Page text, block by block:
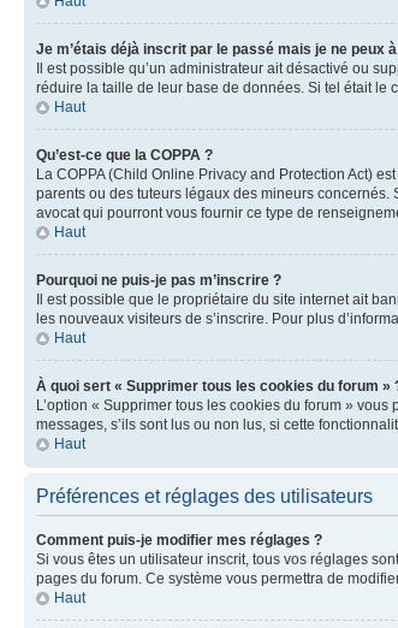
Je m’étais déjà inscrit par le passé mais je ne peux
Il est possible qu’un administrateur ait désactivé ou
réduire la taille de leur base de données. Si tel était le
Haut
Qu’est-ce que la COPPA ?
La COPPA (Child Online Privacy and Protection Act)
parents ou des tuteurs légaux des mineurs
avocat qui pourront vous fournir ce type de
Haut
Pourquoi ne puis-je pas m’inscrire ?
Il est possible que le propriétaire du site internet ait
les nouveaux visiteurs de s’inscrire. Pour plus
Haut
À quoi sert « Supprimer tous les cookies du forum »
L’option « Supprimer tous les cookies du forum »
messages, s’ils sont lus ou non lus, si cette
Haut
Préférences et réglages des utilisateurs
Comment puis-je modifier mes réglages ?
Si vous êtes un utilisateur inscrit, tous vos réglages
pages du forum. Ce système vous permettra de
Haut